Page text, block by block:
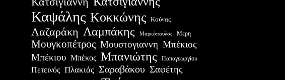
Καψάλης Κοκκώνης Κούνας
Λαζαράκη Λαμπάκης Μαρκόπουλος Μερη
Μουγκοπέτρος Μουστογιαννη Μπέκιος
Μπέκιου Μπέκος Μπανιώτης Παπαγεωργίου
Πετεινός Πλακιάς Σαραβάκου Σαφέτης